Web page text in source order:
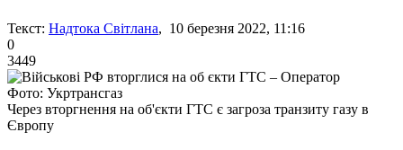
Текст: Надтока Світлана, 10 березня 2022, 11:16
0
3449
Фото: Укртрансгаз
Через вторгнення на об'єкти ГТС є загроза транзиту газу в
Європу